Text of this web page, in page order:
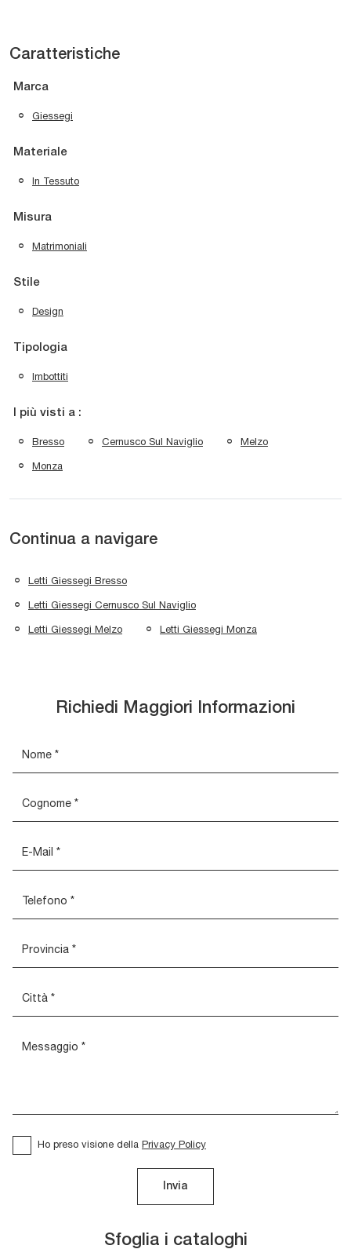
Caratteristiche
Marca
Giessegi
Materiale
In Tessuto
Misura
Matrimoniali
Stile
Design
Tipologia
Imbottiti
I più visti a :
Bresso Cernusco Sul Naviglio Melzo
Monza
Continua a navigare
Letti Giessegi Bresso
Letti Giessegi Cernusco Sul Naviglio
Letti Giessegi Melzo Letti Giessegi Monza
Sfoglia i cataloghi
Richiedi Maggiori Informazioni
Ho preso visione della Privacy Policy
Invia